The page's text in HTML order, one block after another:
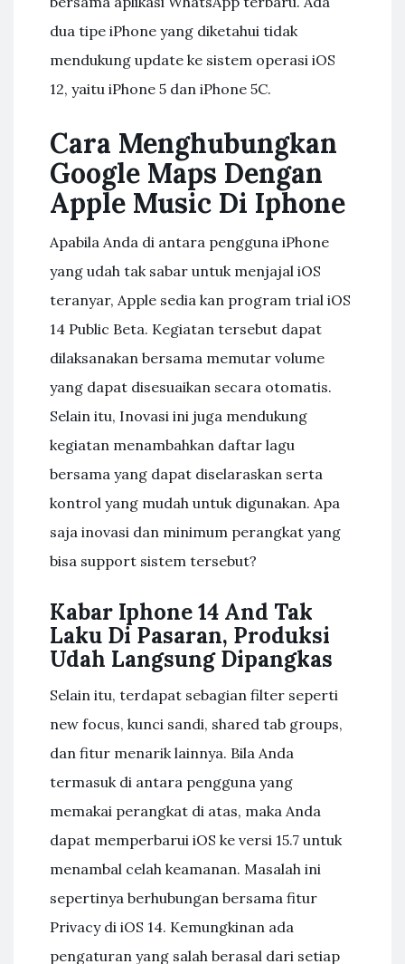
dua tipe iPhone yang diketahui tidak
mendukung update ke sistem operasi iOS
12, yaitu iPhone 5 dan iPhone 5C.
Cara Menghubungkan
Google Maps Dengan
Apple Music Di Iphone
Apabila Anda di antara pengguna iPhone
yang udah tak sabar untuk menjajal iOS
teranyar, Apple sedia kan program trial iOS
14 Public Beta. Kegiatan tersebut dapat
dilaksanakan bersama memutar volume
yang dapat disesuaikan secara otomatis.
Selain itu, Inovasi ini juga mendukung
kegiatan menambahkan daftar lagu
bersama yang dapat diselaraskan serta
kontrol yang mudah untuk digunakan. Apa
saja inovasi dan minimum perangkat yang
bisa support sistem tersebut?
Kabar Iphone 14 And Tak
Laku Di Pasaran, Produksi
Udah Langsung Dipangkas
Selain itu, terdapat sebagian filter seperti
new focus, kunci sandi, shared tab groups,
dan fitur menarik lainnya. Bila Anda
termasuk di antara pengguna yang
memakai perangkat di atas, maka Anda
dapat memperbarui iOS ke versi 15.7 untuk
menambal celah keamanan. Masalah ini
sepertinya berhubungan bersama fitur
Privacy di iOS 14. Kemungkinan ada
pengaturan yang salah berasal dari setiap